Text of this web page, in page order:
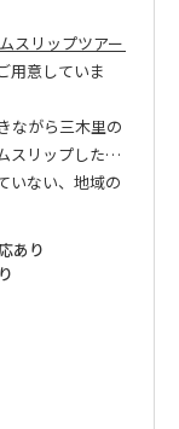
スリップツアー
用意していま
ながら三木里の
スリップしたよ
いない、地域の
。
あり